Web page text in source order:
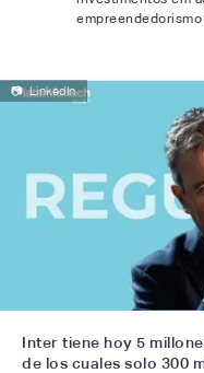
📷 LinkedIn
Inter tiene hoy 5
de los cuales solo 300